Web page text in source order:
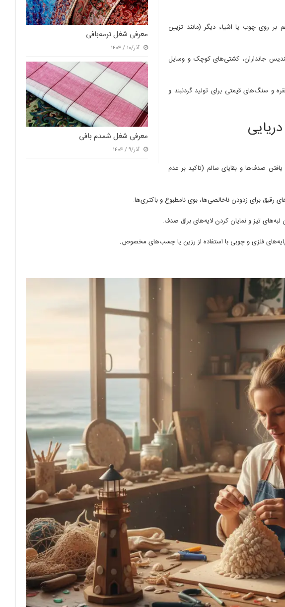
معرفی شغل ترمه‌بافی
آذر/۱۰ / ۱۴۰۴
معرفی شغل شمدم بافی
آذر/۹ / ۱۴۰۴
روی چوب یا اشیاء دیگر (مانند تزیین
جانداران، کشتی‌های کوچک و وسایل
سنگ‌های قیمتی برای تولید گردنبند و
صدف‌ها و بقایای سالم (تاکید بر عدم
برای زدودن ناخالصی‌ها، بوی نامطبوع و باکتری‌ها.
لبه‌های تیز و نمایان کردن لایه‌های براق صدف.
فلزی و چوبی با استفاده از رزین یا چسب‌های مخصوص.